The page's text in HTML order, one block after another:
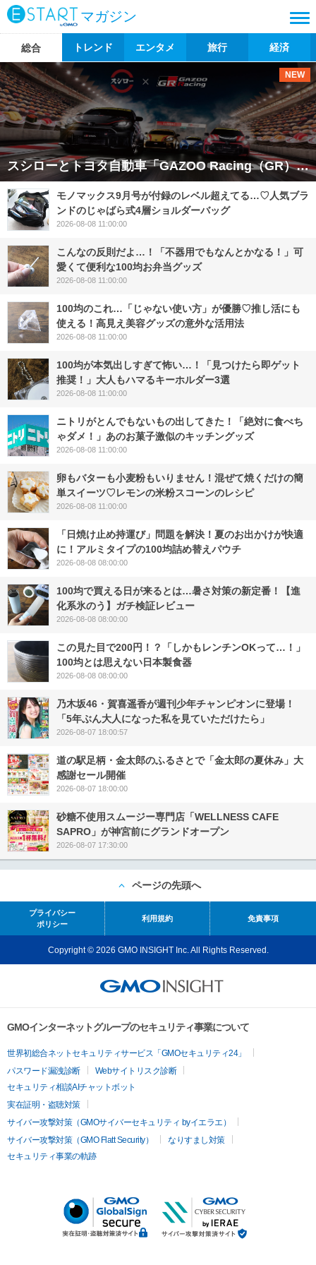
マガジン
総合 トレンド エンタメ 旅行 経済
NEW
スシローとトヨタ自動車「GAZOO Racing（GR）」が初のコラボレーションキャンペーンを2026年8月5日（水）から実施しています。 親子で楽しめる「こどもスシロー」限定メニューに、GR4車種を
モノマックス9月号が付録のレベル超えてる…♡人気ブラ
ンドのじゃばら式4層ショルダーバッグ
2026-08-08 11:00:00
こんなの反則だよ…！「不器用でもなんとかなる！」可
愛くて便利な100均お弁当グッズ
2026-08-08 11:00:00
100均のこれ…「じゃない使い方」が優勝♡推し活にも
使える！高見え美容グッズの意外な活用法
2026-08-08 11:00:00
100均が本気出しすぎて怖い…！「見つけたら即ゲット
推奨！」大人もハマるキーホルダー3選
2026-08-08 11:00:00
ニトリがとんでもないもの出してきた！「絶対に食べち
ゃダメ！」あのお菓子激似のキッチングッズ
2026-08-08 11:00:00
卵もバターも小麦粉もいりません！混ぜて焼くだけの簡
単スイーツ♡レモンの米粉スコーンのレシピ
2026-08-08 11:00:00
「日焼け止め持運び」問題を解決！夏のお出かけが快適
に！アルミタイプの100均詰め替えパウチ
2026-08-08 08:00:00
100均で買える日が来るとは…暑さ対策の新定番！【進
化系氷のう】ガチ検証レビュー
2026-08-08 08:00:00
この見た目で200円！？「しかもレンチンOKって…！」
100均とは思えない日本製食器
2026-08-08 08:00:00
乃木坂46・賀喜遥香が週刊少年チャンピオンに登場！
「5年ぶん大人になった私を見ていただけたら」
2026-08-07 18:00:57
道の駅足柄・金太郎のふるさとで「金太郎の夏休み」大
感謝セール開催
2026-08-07 18:00:00
砂糖不使用スムージー専門店「WELLNESS CAFE
SAPRO」が神宮前にグランドオープン
2026-08-07 17:30:00
ページの先頭へ
プライバシー
ポリシー
利用規約 免責事項
Copyright © 2026 GMO INSIGHT Inc. All Rights Reserved.
GMOインターネットグループのセキュリティ事業について
世界初総合ネットセキュリティサービス「GMOセキュリティ24」
パスワード漏洩診断
Webサイトリスク診断
セキュリティ相談AIチャットボット
実在証明・盗聴対策
サイバー攻撃対策（GMOサイバーセキュリティ byイエラエ）
サイバー攻撃対策（GMO Flatt Security）
なりすまし対策
セキュリティ事業の軌跡